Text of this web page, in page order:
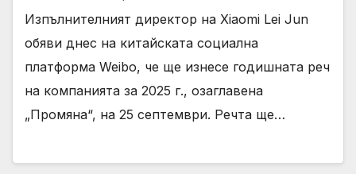
Изпълнителният директор на Xiaomi Lei Jun
обяви днес на китайската социална
платформа Weibo, че ще изнесе годишната реч
на компанията за 2025 г., озаглавена
„Промяна“, на 25 септември. Речта ще…